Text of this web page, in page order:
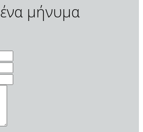
ένα μήνυμα